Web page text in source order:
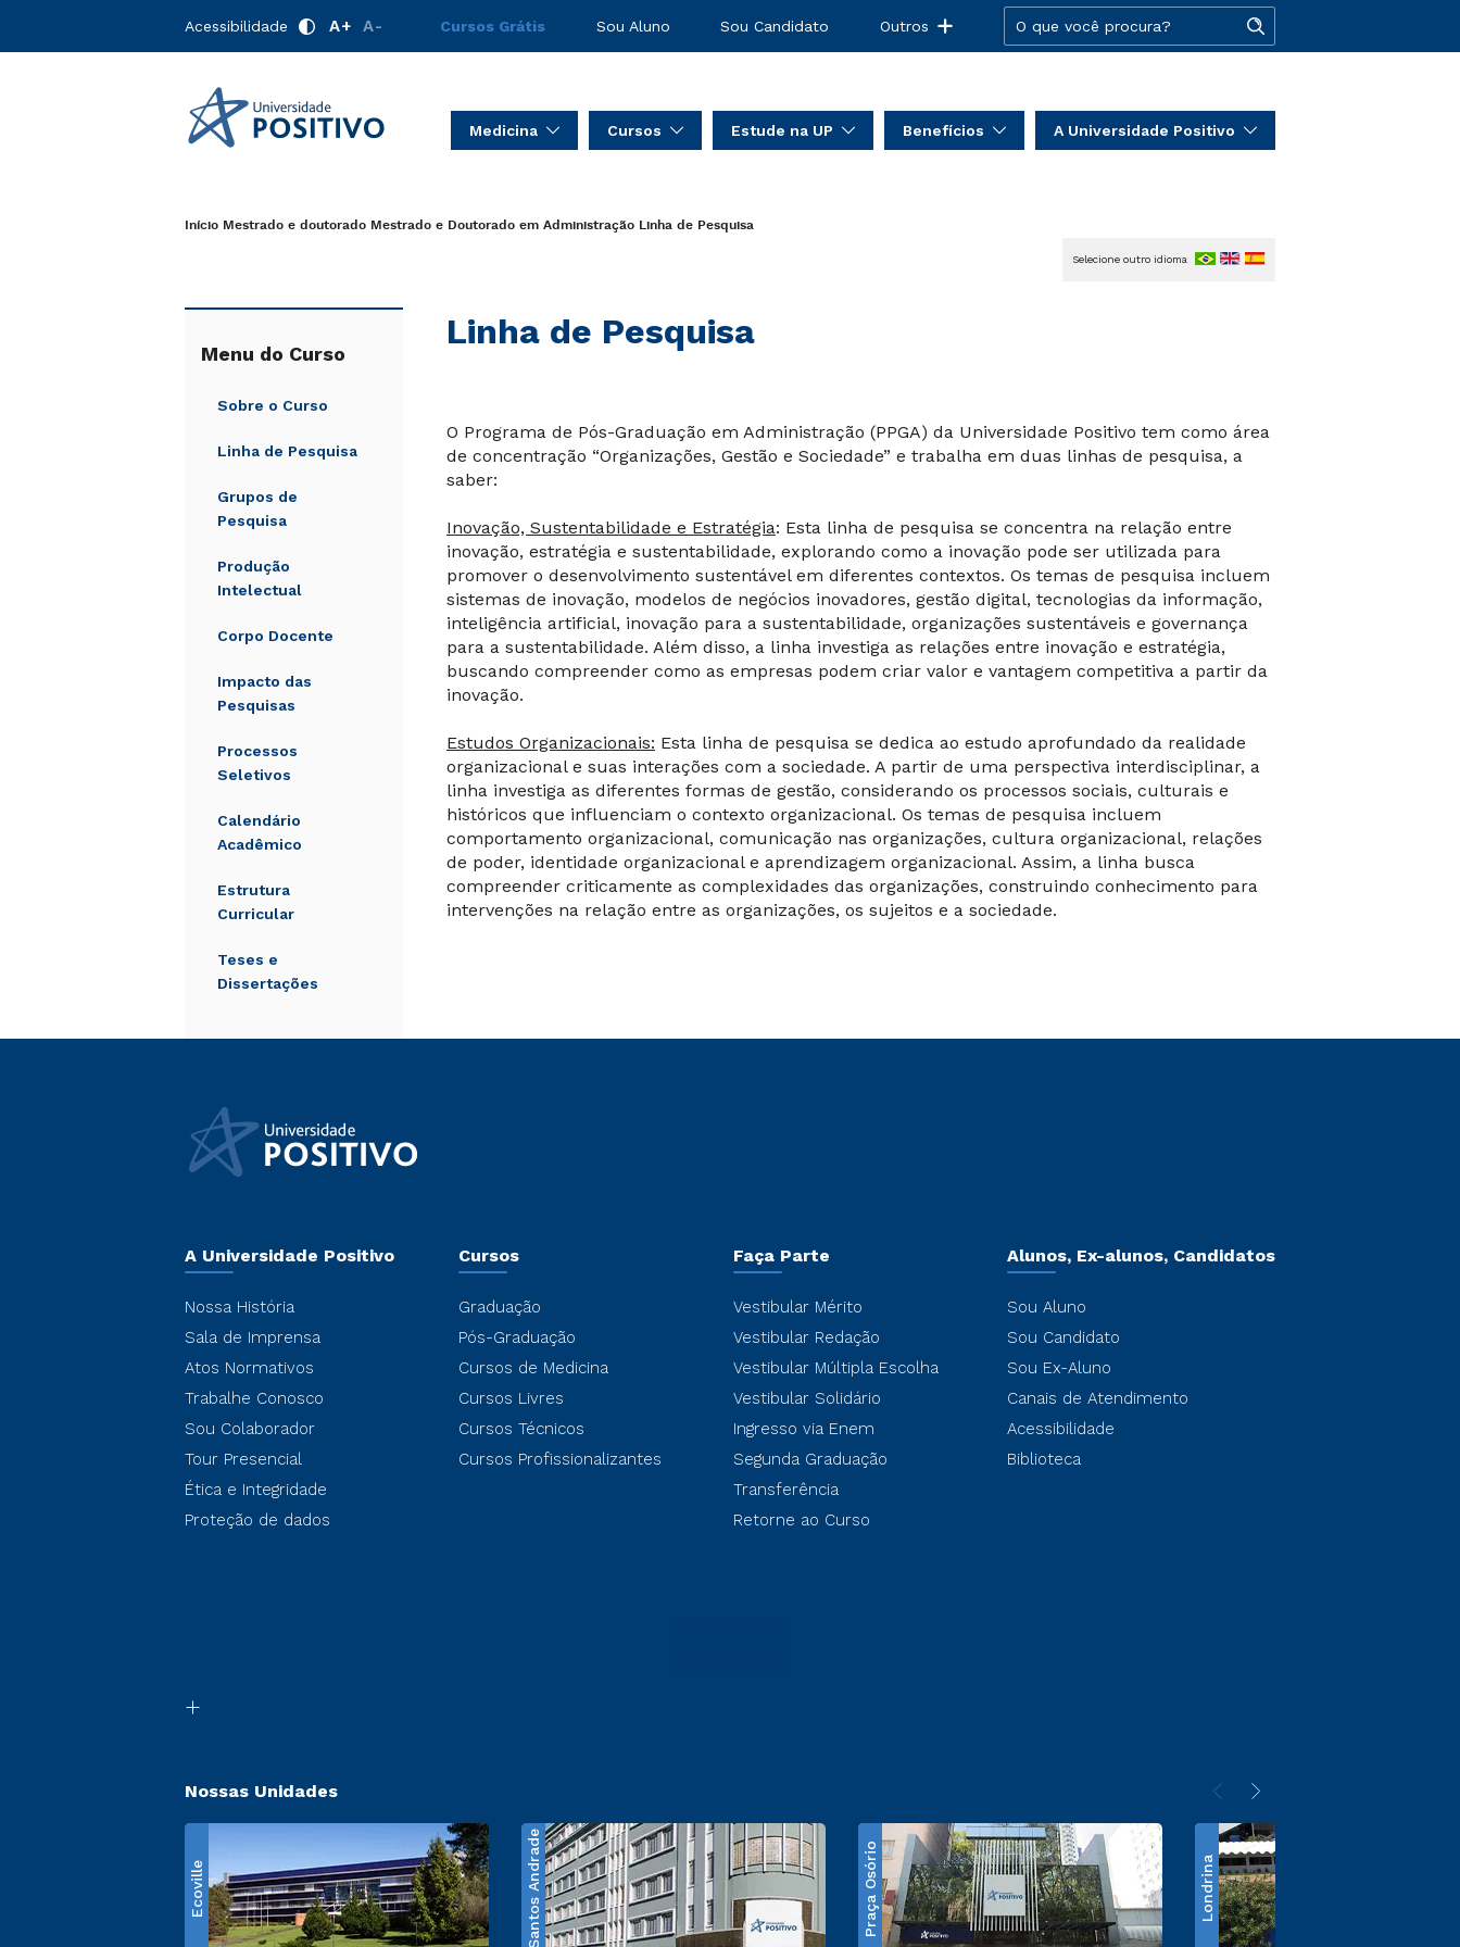
Acessibilidade A+ A- Cursos Grátis Sou Aluno Sou Candidato Outros
Medicina Cursos Estude na UP Benefícios A Universidade Positivo
Início Mestrado e doutorado Mestrado e Doutorado em Administração Linha de Pesquisa
Menu do Curso
Sobre o Curso
Linha de Pesquisa
Grupos de
Pesquisa
Produção
Intelectual
Corpo Docente
Impacto das
Pesquisas
Processos
Seletivos
Calendário
Acadêmico
Estrutura
Curricular
Teses e
Dissertações
Linha de Pesquisa
Selecione outro idioma
O Programa de Pós-Graduação em Administração (PPGA) da Universidade Positivo tem como área
de concentração “Organizações, Gestão e Sociedade” e trabalha em duas linhas de pesquisa, a
saber:
Inovação, Sustentabilidade e Estratégia: Esta linha de pesquisa se concentra na relação entre
inovação, estratégia e sustentabilidade, explorando como a inovação pode ser utilizada para
promover o desenvolvimento sustentável em diferentes contextos. Os temas de pesquisa incluem
sistemas de inovação, modelos de negócios inovadores, gestão digital, tecnologias da informação,
inteligência artificial, inovação para a sustentabilidade, organizações sustentáveis e governança
para a sustentabilidade. Além disso, a linha investiga as relações entre inovação e estratégia,
buscando compreender como as empresas podem criar valor e vantagem competitiva a partir da
inovação.
Estudos Organizacionais: Esta linha de pesquisa se dedica ao estudo aprofundado da realidade
organizacional e suas interações com a sociedade. A partir de uma perspectiva interdisciplinar, a
linha investiga as diferentes formas de gestão, considerando os processos sociais, culturais e
históricos que influenciam o contexto organizacional. Os temas de pesquisa incluem
comportamento organizacional, comunicação nas organizações, cultura organizacional, relações
de poder, identidade organizacional e aprendizagem organizacional. Assim, a linha busca
compreender criticamente as complexidades das organizações, construindo conhecimento para
intervenções na relação entre as organizações, os sujeitos e a sociedade.
A Universidade Positivo
Nossa História
Sala de Imprensa
Atos Normativos
Trabalhe Conosco
Sou Colaborador
Tour Presencial
Ética e Integridade
Proteção de dados
Cursos
Graduação
Pós-Graduação
Cursos de Medicina
Cursos Livres
Cursos Técnicos
Cursos Profissionalizantes
Faça Parte
Vestibular Mérito
Vestibular Redação
Vestibular Múltipla Escolha
Vestibular Solidário
Ingresso via Enem
Segunda Graduação
Transferência
Retorne ao Curso
Alunos, Ex-alunos, Candidatos
Sou Aluno
Sou Candidato
Sou Ex-Aluno
Canais de Atendimento
Acessibilidade
Biblioteca
Nossas Unidades
Ecoville Santos Andrade Praça Osório Londrina